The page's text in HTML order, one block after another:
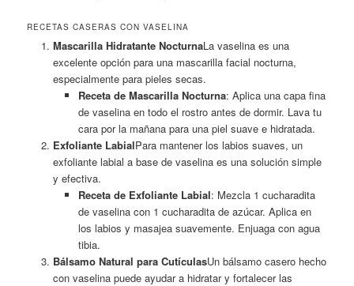
RECETAS CASERAS CON VASELINA
Mascarilla Hidratante NocturnaLa vaselina es una
excelente opción para una mascarilla facial nocturna,
especialmente para pieles secas.
Receta de Mascarilla Nocturna: Aplica una capa fina
de vaselina en todo el rostro antes de dormir. Lava tu
cara por la mañana para una piel suave e hidratada.
Exfoliante LabialPara mantener los labios suaves, un
exfoliante labial a base de vaselina es una solución simple
y efectiva.
Receta de Exfoliante Labial: Mezcla 1 cucharadita
de vaselina con 1 cucharadita de azúcar. Aplica en
los labios y masajea suavemente. Enjuaga con agua
tibia.
Bálsamo Natural para CutículasUn bálsamo casero hecho
con vaselina puede ayudar a hidratar y fortalecer las